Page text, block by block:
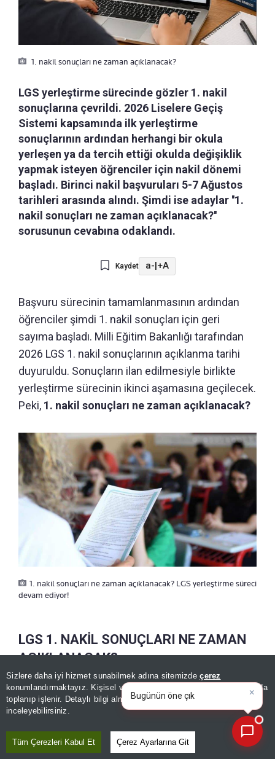
Sizlere daha iyi hizmet sunabilmek adına sitemizdeçerez
konumlandırmaktayız. Kişisel verileriniz, KVKK ve GDPR kapsamında
toplanıp işlenir. Detaylı bilgi almak içinAydınlatma Metnimizi
inceleyebilirsiniz.
Tüm Çerezleri Kabul Et Çerez Ayarlarına Git
1. nakil sonuçları ne zaman açıklanacak?
LGS yerleştirme sürecinde gözler 1. nakil
sonuçlarına çevrildi. 2026 Liselere Geçiş
Sistemi kapsamında ilk yerleştirme
sonuçlarının ardından herhangi bir okula
yerleşen ya da tercih ettiği okulda değişiklik
yapmak isteyen öğrenciler için nakil dönemi
başladı. Birinci nakil başvuruları 5-7 Ağustos
tarihleri arasında alındı. Şimdi ise adaylar ''1.
nakil sonuçları ne zaman açıklanacak?''
sorusunun cevabına odaklandı.
Kaydet a-|+A
Başvuru sürecinin tamamlanmasının ardından
öğrenciler şimdi 1. nakil sonuçları için geri
sayıma başladı. Milli Eğitim Bakanlığı tarafından
2026 LGS 1. nakil sonuçlarının açıklanma tarihi
duyuruldu. Sonuçların ilan edilmesiyle birlikte
yerleştirme sürecinin ikinci aşamasına geçilecek.
Peki, 1. nakil sonuçları ne zaman açıklanacak?
1. nakil sonuçları ne zaman açıklanacak? LGS yerleştirme süreci
devam ediyor!
LGS 1. NAKİL SONUÇLARI NE ZAMAN
AÇIKLANACAK?
2026 LGS kapsamında yerleştirmeye esas 1.
nakil başvuruları 5-7 Ağustos tarihleri arasında
gerçekleştirildi.Başvuruların
değerlendirilmesinin ardından 1. nakil
×
Bugünün öne çıkan manşetleri
ve gelişmeleri neler?